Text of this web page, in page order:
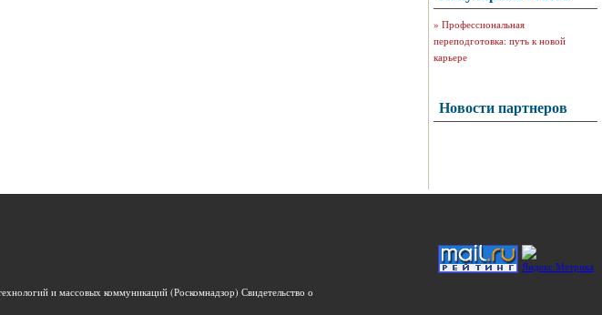
» Профессиональная
переподготовка: путь к новой
карьере
Новости партнеров
и массовых коммуникаций (Роскомнадзор) Свидетельство о